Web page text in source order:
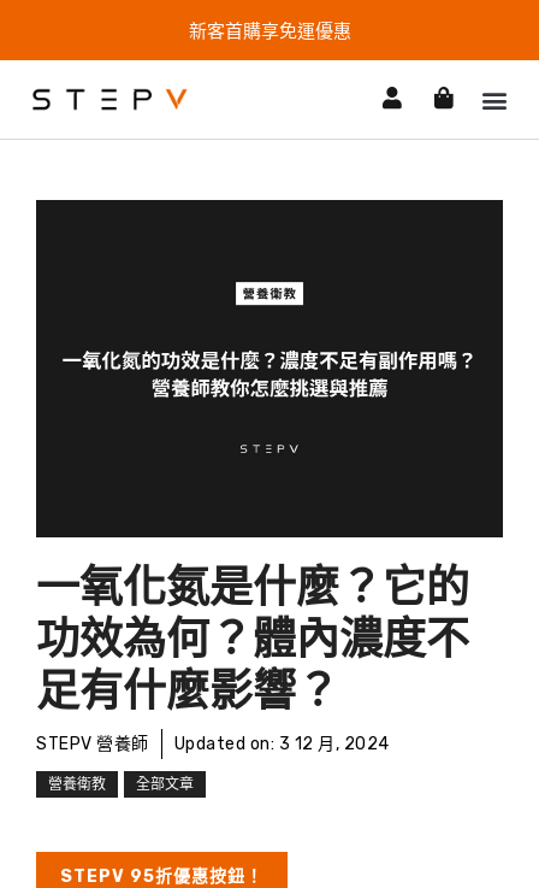
新客首購享免運優惠
一氧化氮是什麼？它的
功效為何？體內濃度不
足有什麼影響？
STEPV 營養師 Updated on: 3 12 月, 2024
營養衛教 全部文章
STEPV 95折優惠按鈕！